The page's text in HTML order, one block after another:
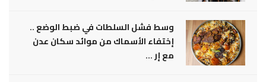
وسط فشل السلطات في ضبط الوضع ..
إختفاء الأسماك من موائد سكان عدن
مع إر ...